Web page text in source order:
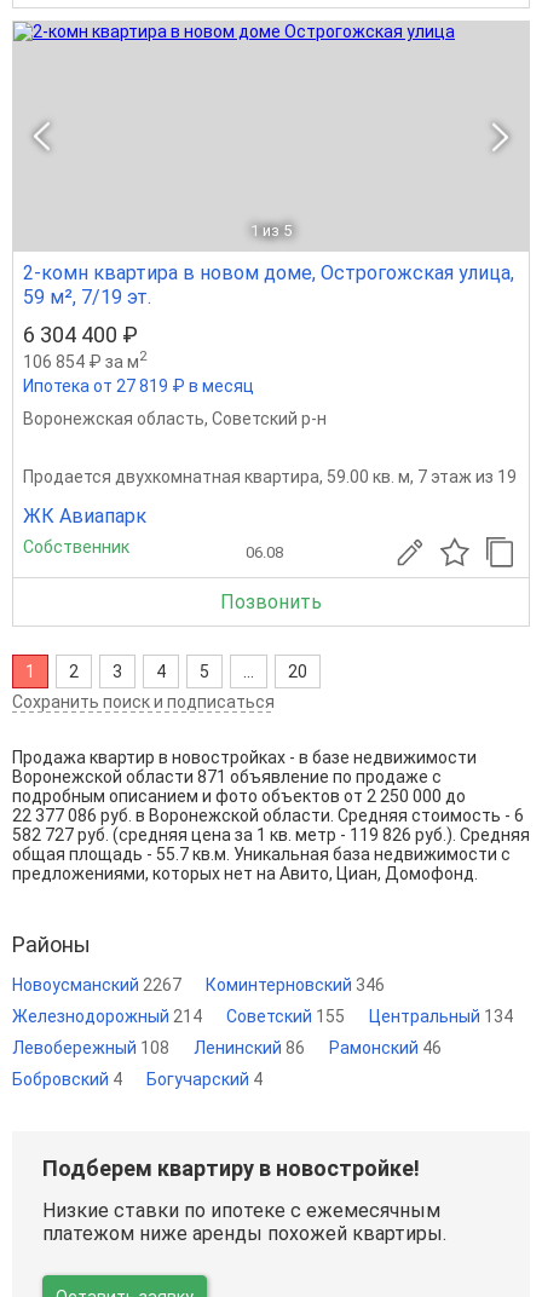
1 из 5
2-комн квартира в новом доме, Острогожская улица,
59 м², 7/19 эт.
6 304 400 ₽
106 854 ₽ за м2
Ипотека от 27 819 ₽ в месяц
Воронежская область, Советский р-н
Продается двухкомнатная квартира, 59.00 кв. м, 7 этаж из 19
ЖК Авиапарк
Собственник 06.08
Позвонить
1 2 3 4 5
20
Сохранить поиск и подписаться
Продажа квартир в новостройках - в базе недвижимости
Воронежской области 871 объявление по продаже с
подробным описанием и фото объектов от 2 250 000 до
22 377 086 руб. в Воронежской области. Средняя стоимость - 6
582 727 руб. (средняя цена за 1 кв. метр - 119 826 руб.). Средняя
общая площадь - 55.7 кв.м. Уникальная база недвижимости с
предложениями, которых нет на Авито, Циан, Домофонд.
Районы
Новоусманский 2267 Коминтерновский 346
Железнодорожный 214 Советский 155 Центральный 134
Левобережный 108 Ленинский 86 Рамонский 46
Бобровский 4 Богучарский 4
Подберем квартиру в новостройке!
Низкие ставки по ипотеке с ежемесячным
платежом ниже аренды похожей квартиры.